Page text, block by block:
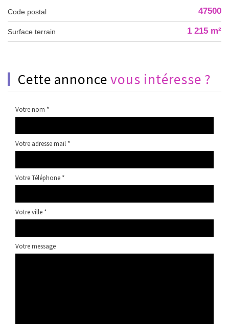
Code postal 47500
surface terrain 1 215 m²
cette annonce vous intéresse ?
Votre nom *
Votre adresse mail *
Votre Téléphone *
Votre ville *
Votre message